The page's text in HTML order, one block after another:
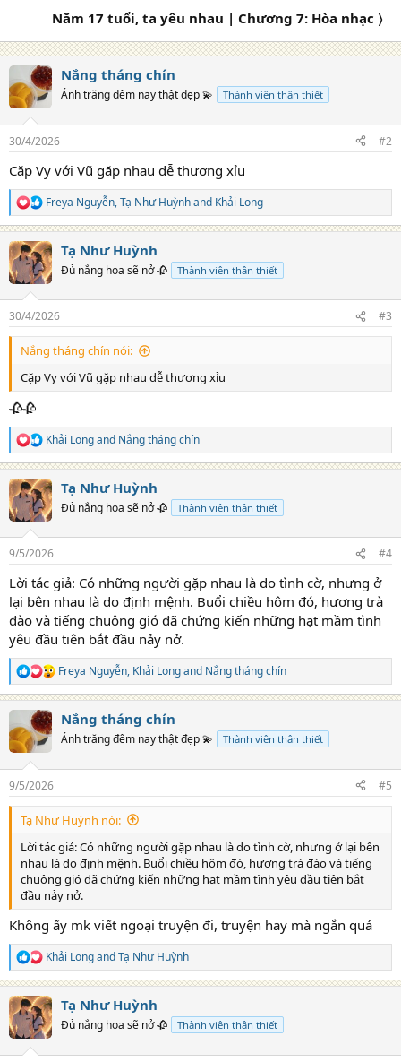
Năm 17 tuổi, ta yêu nhau | Chương 7: Hòa nhạc 〉
Nắng tháng chín
Ánh trăng đêm nay thật đẹp 💫 Thành viên thân thiết
30/4/2026 #2
Cặp Vy với Vũ gặp nhau dễ thương xỉu
R
e
a
c
t
i
s
:
Freya Nguyễn,Tạ Như Huỳnhand Khải Long
Tạ Như Huỳnh
Đủ nắng hoa sẽ nở 🥀 Thành viên thân thiết
30/4/2026 #3
Nắng tháng chín nói:
Cặp Vy với Vũ gặp nhau dễ thương xỉu
🥀🥀
R
e
a
c
t
i
s
Khải Longand Nắng tháng chín
Tạ Như Huỳnh
Đủ nắng hoa sẽ nở 🥀 Thành viên thân thiết
9/5/2026 #4
Lời tác giả: Có những người gặp nhau là do tình cờ, nhưng ở
lại bên nhau là do định mệnh. Buổi chiều hôm đó, hương trà
đào và tiếng chuông gió đã chứng kiến những hạt mầm tình
yêu đầu tiên bắt đầu nảy nở.
R
e
t
i
s
:
Freya Nguyễn, Khải Longand Nắng tháng chín
Nắng tháng chín
Ánh trăng đêm nay thật đẹp 💫 Thành viên thân thiết
9/5/2026 #5
Tạ Như Huỳnh nói:
Lời tác giả: Có những người gặp nhau là do tình cờ, nhưng ở lại bên
nhau là do định mệnh. Buổi chiều hôm đó, hương trà đào và tiếng
chuông gió đã chứng kiến những hạt mầm tình yêu đầu tiên bắt
đầu nảy nở.
Không ấy mk viết ngoại truyện đi, truyện hay mà ngắn quá
R
e
c
i
Khải LongandTạ Như Huỳnh
Tạ Như Huỳnh
Đủ nắng hoa sẽ nở 🥀 Thành viên thân thiết